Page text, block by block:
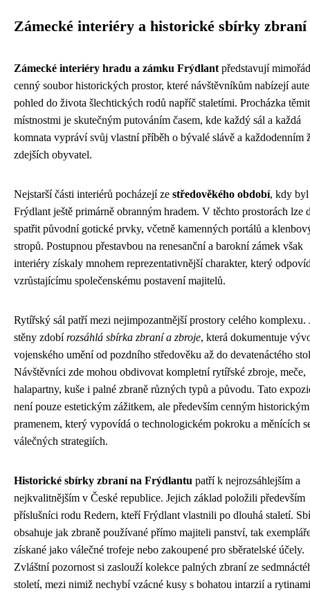
Zámecké interiéry a historické sbírky zbraní
Zámecké interiéry hradu a zámku Frýdlant představují
cenný soubor historických prostor, které návštěvníkům nabízejí
pohled do života šlechtických rodů napříč staletími. Procházka
místnostmi je skutečným putováním časem, kde každý sál a každá
komnata vypráví svůj vlastní příběh o bývalé slávě a každodenním
zdejších obyvatel.
Nejstarší části interiérů pocházejí ze středověkého období, kdy byl
Frýdlant ještě primárně obranným hradem. V těchto prostorách lze
spatřit původní gotické prvky, včetně kamenných portálů a
stropů. Postupnou přestavbou na renesanční a barokní zámek však
interiéry získaly mnohem reprezentativnější charakter, který
vzrůstajícímu společenskému postavení majitelů.
Rytířský sál patří mezi nejimpozantnější prostory celého komplexu.
stěny zdobírozsáhlá sbírka zbraní a zbroje, která dokumentuje
vojenského umění od pozdního středověku až do devatenáctého
Návštěvníci zde mohou obdivovat kompletní rytířské zbroje, meče,
halapartny, kuše i palné zbraně různých typů a původu. Tato
není pouze estetickým zážitkem, ale především cenným historickým
pramenem, který vypovídá o technologickém pokroku a měnících
válečných strategiích.
Historické sbírky zbraní na Frýdlantu patří k nejrozsáhlejším a
nejkvalitnějším v České republice. Jejich základ položili především
příslušníci rodu Redern, kteří Frýdlant vlastnili po dlouhá staletí.
obsahuje jak zbraně používané přímo majiteli panství, tak
získané jako válečné trofeje nebo zakoupené pro sběratelské účely.
Zvláštní pozornost si zaslouží kolekce palných zbraní ze
století, mezi nimiž nechybí vzácné kusy s bohatou intarzií a